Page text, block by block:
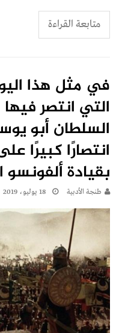
متابعة القراءة
في مثل هذا
التي انتصر
السلطان أبو
انتصارًا كبيرًا
بقيادة ألفونسو
طنجة الأدبية 18 يوليو، 2019